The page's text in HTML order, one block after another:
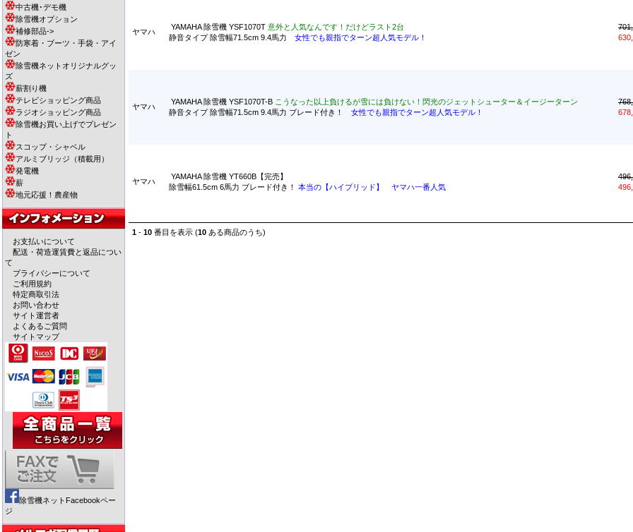
中古機･デモ機
除雪機オプション
補修部品->
防寒着・ブーツ・手袋・アイ
ゼン
除雪機ネットオリジナルグッ
ズ
薪割り機
テレビショッピング商品
ラジオショッピング商品
除雪機お買い上げでプレゼン
ト
スコップ・シャベル
アルミブリッジ（積載用）
発電機
薪
地元応援！農産物
お支払いについて
配送・荷造運賃費と返品につい
て
プライバシーについて
ご利用規約
特定商取引法
お問い合わせ
サイト運営者
よくあるご質問
サイトマップ
除雪機ネットFacebookペー
ジ
ヤマハ
YAMAHA 除雪機 YSF1070T 意外と人気なんです！だけどラスト2台
静音タイプ 除雪幅71.5cm 9.4馬力 女性でも親指でターン超人気モデル！
ヤマハ
YAMAHA 除雪機 YSF1070T-B こうなった以上負けるが雪には負けない！閃光のジェットシューター＆イージーターン
静音タイプ 除雪幅71.5cm 9.4馬力 ブレード付き！ 女性でも親指でターン超人気モデル！
ヤマハ
YAMAHA 除雪機 YT660B【完売】
除雪幅61.5cm 6馬力 ブレード付き！ 本当の【ハイブリッド】 ヤマハ一番人気
1 - 10 番目を表示 (10 ある商品のうち)